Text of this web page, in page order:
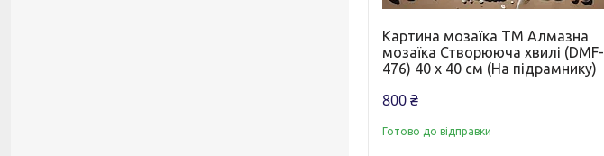
Картина мозаїка ТМ Алмазна
мозаїка Створююча хвилі (DMF-
476) 40 х 40 см (На підрамнику)
800 ₴
Готово до відправки